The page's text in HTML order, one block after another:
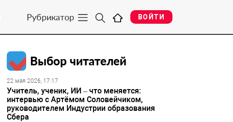
Рубрикатор ВОЙТИ
Выбор читателей
22 мая 2026, 17:17
Учитель, ученик, ИИ – что меняется:
интервью с Артёмом Соловейчиком,
руководителем Индустрии образования
Сбера